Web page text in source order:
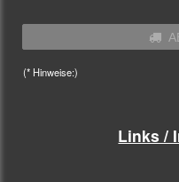
(* Hinweise:)
Links /